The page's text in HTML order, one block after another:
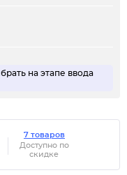
на этапе ввода
7 товаров
Доступно по
скидке